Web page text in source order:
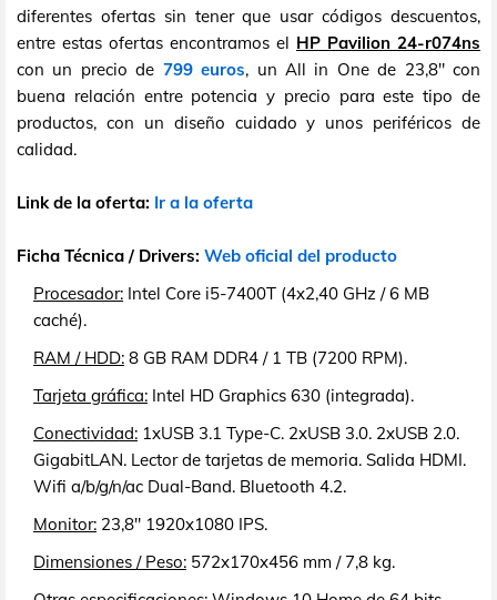
diferentes ofertas sin tener que usar códigos descuentos,
entre estas ofertas encontramos el HP Pavilion 24-r074ns
con un precio de 799 euros, un All in One de 23,8" con
buena relación entre potencia y precio para este tipo de
productos, con un diseño cuidado y unos periféricos de
calidad.
Link de la oferta: Ir a la oferta
Ficha Técnica / Drivers: Web oficial del producto
Procesador: Intel Core i5-7400T (4x2,40 GHz / 6 MB
caché).
RAM / HDD: 8 GB RAM DDR4 / 1 TB (7200 RPM).
Tarjeta gráfica: Intel HD Graphics 630 (integrada).
Conectividad: 1xUSB 3.1 Type-C. 2xUSB 3.0. 2xUSB 2.0.
GigabitLAN. Lector de tarjetas de memoria. Salida HDMI.
Wifi a/b/g/n/ac Dual-Band. Bluetooth 4.2.
Monitor: 23,8" 1920x1080 IPS.
Dimensiones / Peso: 572x170x456 mm / 7,8 kg.